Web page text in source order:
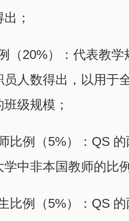
；
20%）：代表教学
员人数得出，以用于
级规模；
例（5%）：QS 的
学中非本国教师的比
例（5%）：QS 的